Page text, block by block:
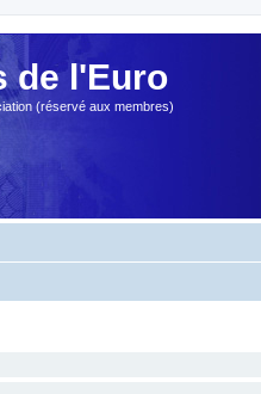
de l'Euro
(réservé aux membres)